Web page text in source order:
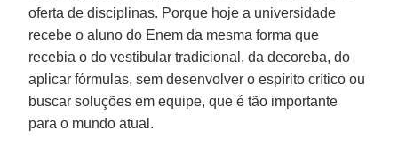
oferta de disciplinas. Porque hoje a universidade
recebe o aluno do Enem da mesma forma que
recebia o do vestibular tradicional, da decoreba, do
aplicar fórmulas, sem desenvolver o espírito crítico ou
buscar soluções em equipe, que é tão importante
para o mundo atual.